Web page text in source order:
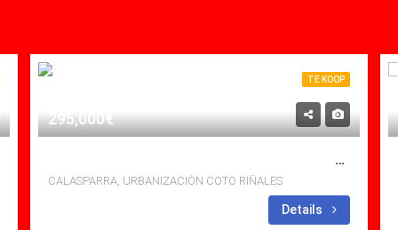
TE KOOP
295,000€
DESIGNKEUKEN MET NIEUW GEBOUWD CHALET IN CALASPARRA
CALASPARRA, URBANIZACIÓN COTO RIÑALES
Details